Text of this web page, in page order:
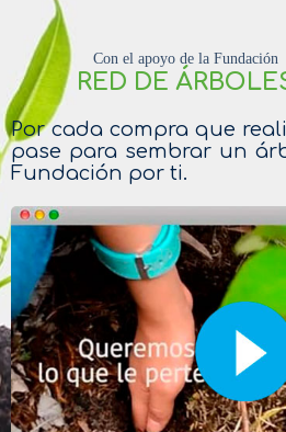
Con el apoyo de la Fundación
RED DE
Por cada compra que
pase para sembrar un
Fundación por ti.